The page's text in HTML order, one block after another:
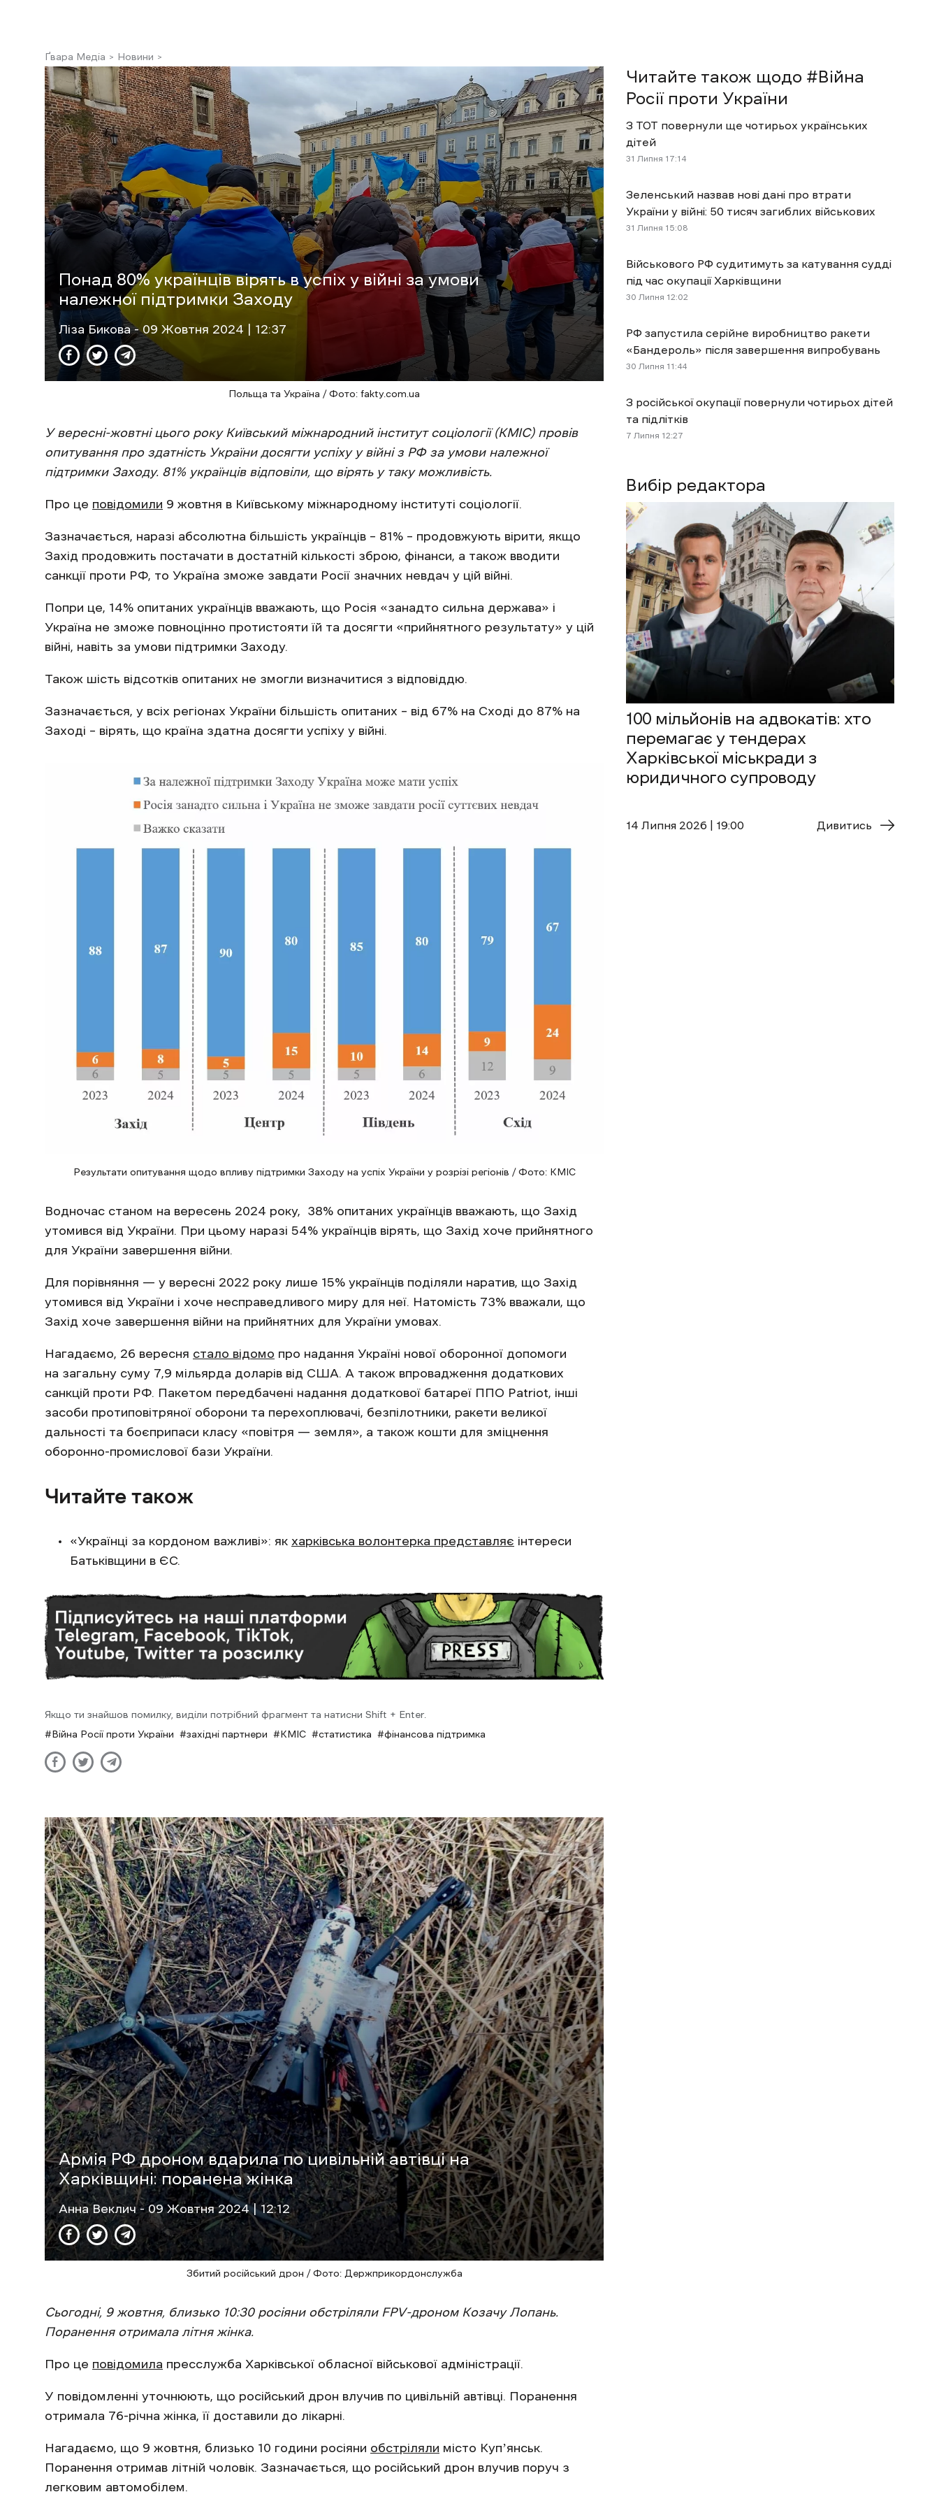
Ґвара Медіа Новини
Понад 80% українців вірять в успіх у війні за умови
належної підтримки Заходу
Ліза Бикова- 09 Жовтня 2024 | 12:37
Польща та Україна / Фото: fakty.com.ua
У вересні-жовтні цього року Київський міжнародний інститут соціології (КМІС) провів
опитування про здатність України досягти успіху у війні з РФ за умови належної
підтримки Заходу. 81% українців відповіли, що вірять у таку можливість.
Про це повідомили 9 жовтня в Київському міжнародному інституті соціології.
Зазначається, наразі абсолютна більшість українців – 81% – продовжують вірити, якщо
Захід продовжить постачати в достатній кількості зброю, фінанси, а також вводити
санкції проти РФ, то Україна зможе завдати Росії значних невдач у цій війні.
Попри це, 14% опитаних українців вважають, що Росія «занадто сильна держава» і
Україна не зможе повноцінно протистояти їй та досягти «прийнятного результату» у цій
війні, навіть за умови підтримки Заходу.
Також шість відсотків опитаних не змогли визначитися з відповіддю.
Зазначається, у всіх регіонах України більшість опитаних – від 67% на Сході до 87% на
Заході – вірять, що країна здатна досягти успіху у війні.
Результати опитування щодо впливу підтримки Заходу на успіх України у розрізі регіонів / Фото: КМІС
Водночас станом на вересень 2024 року, 38% опитаних українців вважають, що Захід
утомився від України. При цьому наразі 54% українців вірять, що Захід хоче прийнятного
для України завершення війни.
Для порівняння — у вересні 2022 року лише 15% українців поділяли наратив, що Захід
утомився від України і хоче несправедливого миру для неї. Натомість 73% вважали, що
Захід хоче завершення війни на прийнятних для України умовах.
Нагадаємо, 26 вересня стало відомо про надання Україні нової оборонної допомоги
на загальну суму 7,9 мільярда доларів від США. А також впровадження додаткових
санкцій проти РФ. Пакетом передбачені надання додаткової батареї ППО Patriot, інші
засоби протиповітряної оборони та перехоплювачі, безпілотники, ракети великої
дальності та боєприпаси класу «повітря — земля», а також кошти для зміцнення
оборонно-промислової бази України.
Читайте також
«Українці за кордоном важливі»: як харківська волонтерка представляє інтереси
Батьківщини в ЄС.
Якщо ти знайшов помилку, виділи потрібний фрагмент та натисни Shift + Enter.
Війна Росії проти України
західні партнери КМІС статистика фінансова підтримка
Армія РФ дроном вдарила по цивільній автівці на
Харківщині: поранена жінка
Анна Веклич- 09 Жовтня 2024 | 12:12
Збитий російський дрон / Фото: Держприкордонслужба
Сьогодні, 9 жовтня, близько 10:30 росіяни обстріляли FPV-дроном Козачу Лопань.
Поранення отримала літня жінка.
Про це повідомила пресслужба Харківської обласної військової адміністрації.
У повідомленні уточнюють, що російський дрон влучив по цивільній автівці. Поранення
отримала 76-річна жінка, її доставили до лікарні.
Нагадаємо, що 9 жовтня, близько 10 години росіяни обстріляли місто Купʼянськ.
Поранення отримав літній чоловік. Зазначається, що російський дрон влучив поруч з
легковим автомобілем.
Вибір редактора
100 мільйонів на адвокатів: хто
перемагає у тендерах
Харківської міськради з
юридичного супроводу
14 Липня 2026 | 19:00 Дивитись
Читайте також щодо # Війна
Росії проти України
З ТОТ повернули ще чотирьох українських
дітей
31 Липня 17:14
Зеленський назвав нові дані про втрати
України у війні: 50 тисяч загиблих військових
31 Липня 15:08
Військового РФ судитимуть за катування судді
під час окупації Харківщини
30 Липня 12:02
РФ запустила серійне виробництво ракети
«Бандероль» після завершення випробувань
30 Липня 11:44
З російської окупації повернули чотирьох дітей
та підлітків
7 Липня 12:27